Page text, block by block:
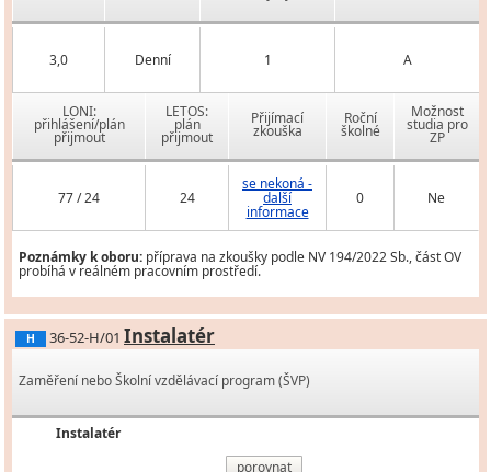
3,0 Denní 1 A
LONI:
přihlášení/plán
přijmout
LETOS:
plán
přijmout
Přijímací
zkouška
Roční
školné
Možnost
studia pro
ZP
77 / 24 24
se nekoná -
další
informace
0 Ne
Poznámky k oboru: příprava na zkoušky podle NV 194/2022 Sb., část OV
probíhá v reálném pracovním prostředí.
H 36-52-H/01 Instalatér
Zaměření nebo Školní vzdělávací program (ŠVP)
Instalatér
porovnat